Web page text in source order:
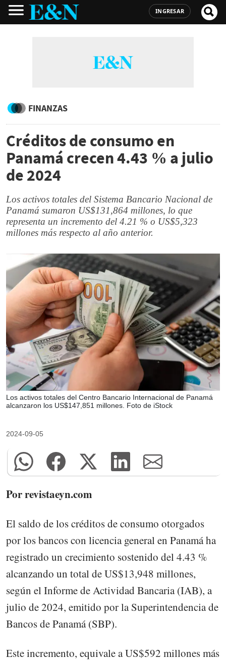
INGRESAR
FINANZAS
Créditos de consumo en
Panamá crecen 4.43 % a julio
de 2024
Los activos totales del Sistema Bancario Nacional de
Panamá sumaron US$131,864 millones, lo que
representa un incremento del 4.21 % o US$5,323
millones más respecto al año anterior.
Los activos totales del Centro Bancario Internacional de Panamá
alcanzaron los US$147,851 millones. Foto de iStock
2024-09-05
Por revistaeyn.com
El saldo de los créditos de consumo otorgados
por los bancos con licencia general en Panamá ha
registrado un crecimiento sostenido del 4.43 %
alcanzando un total de US$13,948 millones,
según el Informe de Actividad Bancaria (IAB), a
julio de 2024, emitido por la Superintendencia de
Bancos de Panamá (SBP).
Este incremento, equivale a US$592 millones más